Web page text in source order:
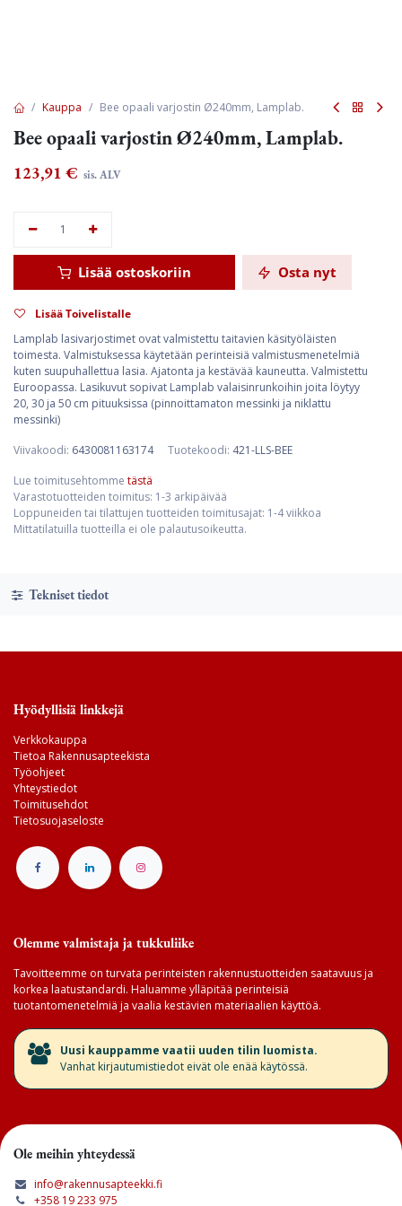
Kauppa Bee opaali varjostin Ø240mm, Lamplab.
Bee opaali varjostin Ø240mm, Lamplab.
123,91 € sis. ALV
Lisää ostoskoriin Osta nyt
Lisää Toivelistalle
Lamplab lasivarjostimet ovat valmistettu taitavien käsityöläisten
toimesta. Valmistuksessa käytetään perinteisiä valmistusmenetelmiä
kuten suupuhallettua lasia. Ajatonta ja kestävää kauneutta. Valmistettu
Euroopassa. Lasikuvut sopivat Lamplab valaisinrunkoihin joita löytyy
20, 30 ja 50 cm pituuksissa (pinnoittamaton messinki ja niklattu
messinki)
Viivakoodi: 6430081163174 Tuotekoodi: 421-LLS-BEE
Lue toimitusehtomme tästä
Varastotuotteiden toimitus: 1-3 arkipäivää
Loppuneiden tai tilattujen tuotteiden toimitusajat: 1-4 viikkoa
Mittatilatuilla tuotteilla ei ole palautusoikeutta.
Tekniset tiedot
Hyödyllisiä linkkejä
Verkkokauppa
Tietoa Rakennusapteekista
Työohjeet
Yhteystiedot
Toimitusehdot
Tietosuojaseloste
Olemme valmistaja ja tukkuliike
Tavoitteemme on turvata perinteisten rakennustuotteiden saatavuus ja
korkea laatustandardi. Haluamme ylläpitää perinteisiä
tuotantomenetelmiä ja vaalia kestävien materiaalien käyttöä.
​Uusi kauppamme vaatii uuden tilin luomista.
Vanhat kirjautumistiedot eivät ole enää käytössä.
Ole meihin yhteydessä
info@rakennusapteekki.fi
+358 19 233 975